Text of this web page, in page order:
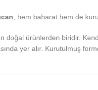
, hem baharat hem de
doğal ürünlerden biridir.
yer alır. Kurutulmuş